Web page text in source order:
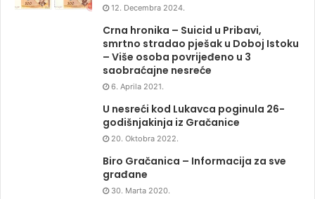
12. Decembra 2024.
Crna hronika – Suicid u Pribavi,
smrtno stradao pješak u Doboj Istoku
– Više osoba povrijeđeno u 3
saobraćajne nesreće
6. Aprila 2021.
U nesreći kod Lukavca poginula 26-
godišnjakinja iz Gračanice
20. Oktobra 2022.
Biro Gračanica – Informacija za sve
građane
30. Marta 2020.